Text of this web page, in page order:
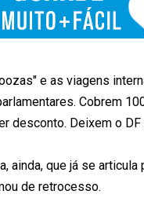
e as viagens
Cobrem
desconto. Deixem o
ainda, que já se
de retrocesso.